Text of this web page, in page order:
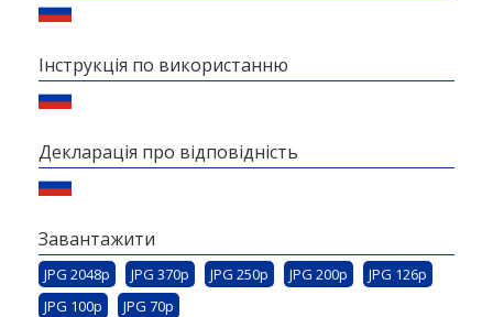
Інструкція по використанню
Декларація про відповідність
Завантажити
JPG 2048p JPG 370p JPG 250p JPG 200p
JPG 126p
JPG 100p
JPG 70p